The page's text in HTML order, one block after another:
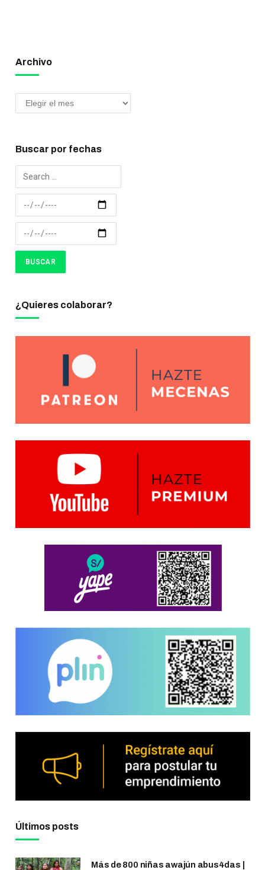
Archivo
Buscar por fechas
¿Quieres colaborar?
Últimos posts
Más de 800 niñas awajún abus4das |